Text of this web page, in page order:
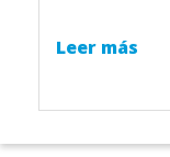
Leer más